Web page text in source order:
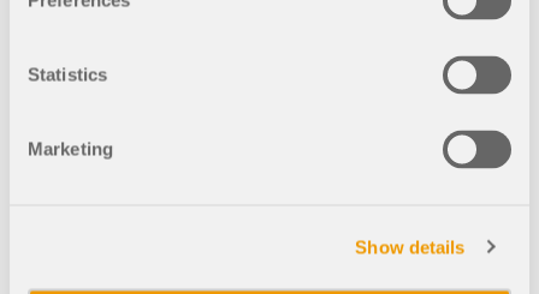
Statistics
Marketing
Show details
RFEM/RSTAB 还提供了一系
能。 程序可以自动生成抗火设
计中偶然设计状况的荷载和结
RFEM/RSTAB 导入的。 此